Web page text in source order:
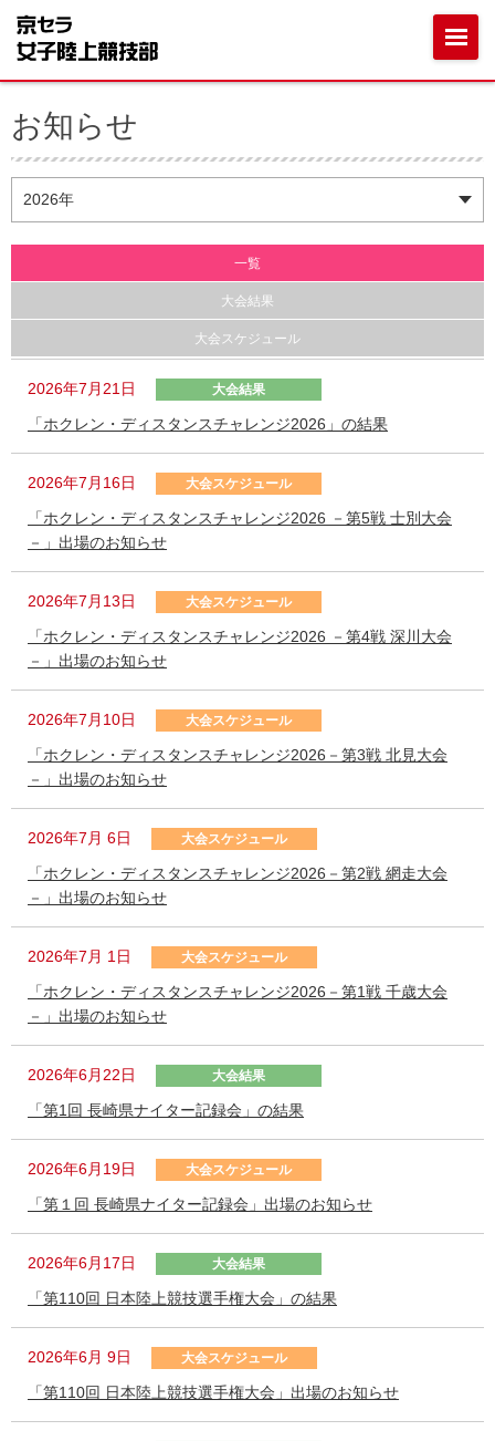
お知らせ
一覧
大会結果
大会スケジュール
2026年7月21日 大会結果
「ホクレン・ディスタンスチャレンジ2026」の結果
2026年7月16日 大会スケジュール
「ホクレン・ディスタンスチャレンジ2026 －第5戦 士別大会
－」出場のお知らせ
2026年7月13日 大会スケジュール
「ホクレン・ディスタンスチャレンジ2026 －第4戦 深川大会
－」出場のお知らせ
2026年7月10日 大会スケジュール
「ホクレン・ディスタンスチャレンジ2026－第3戦 北見大会
－」出場のお知らせ
2026年7月 6日 大会スケジュール
「ホクレン・ディスタンスチャレンジ2026－第2戦 網走大会
－」出場のお知らせ
2026年7月 1日 大会スケジュール
「ホクレン・ディスタンスチャレンジ2026－第1戦 千歳大会
－」出場のお知らせ
2026年6月22日 大会結果
「第1回 長崎県ナイター記録会」の結果
2026年6月19日 大会スケジュール
「第１回 長崎県ナイター記録会」出場のお知らせ
2026年6月17日 大会結果
「第110回 日本陸上競技選手権大会」の結果
2026年6月 9日 大会スケジュール
「第110回 日本陸上競技選手権大会」出場のお知らせ